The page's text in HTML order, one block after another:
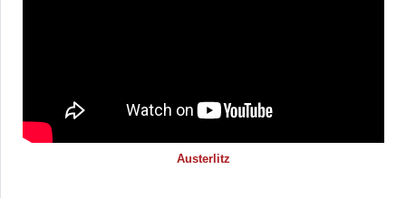
Austerlitz